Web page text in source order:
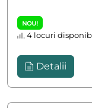
NOU!
4 locuri
Detalii